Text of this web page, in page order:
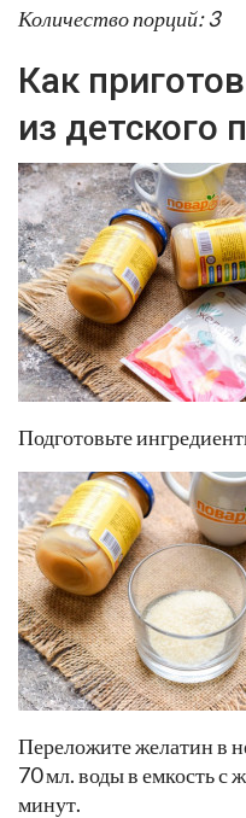
Количество порций: 3
Как
из детского
Подготовьте
Переложите желатин в
70 мл. воды в емкость с
минут.